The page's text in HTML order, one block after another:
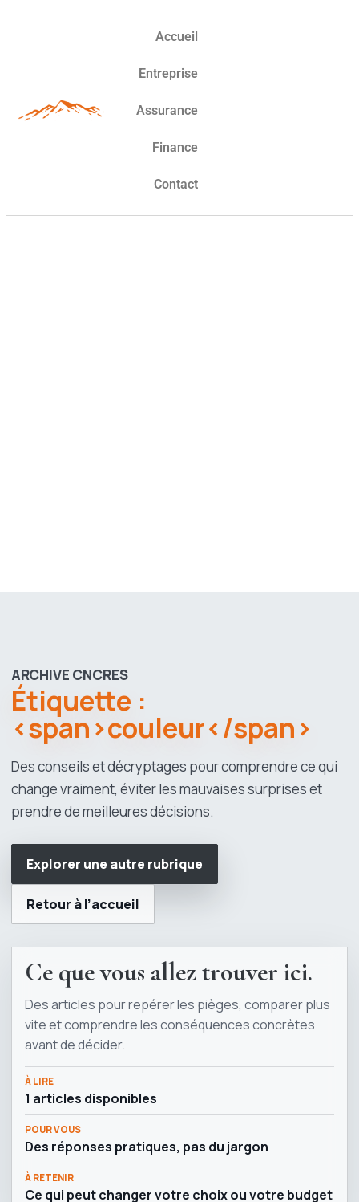
Accueil
Entreprise
Assurance
Finance
Contact
ARCHIVE CNCRES
Étiquette :
<span>couleur</span>
Des conseils et décryptages pour comprendre ce qui
change vraiment, éviter les mauvaises surprises et
prendre de meilleures décisions.
Explorer une autre rubrique
Retour à l’accueil
Ce que vous allez trouver ici.
Des articles pour repérer les pièges, comparer plus
vite et comprendre les conséquences concrètes
avant de décider.
À LIRE
1 articles disponibles
POUR VOUS
Des réponses pratiques, pas du jargon
À RETENIR
Ce qui peut changer votre choix ou votre budget